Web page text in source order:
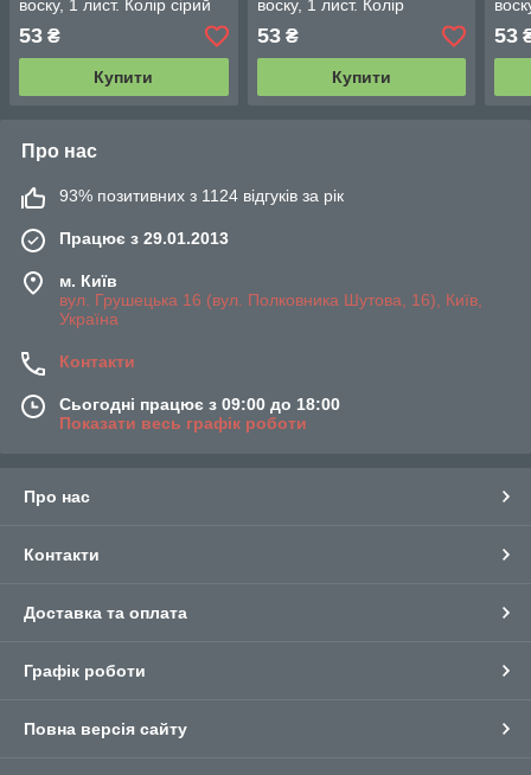
воску, 1 лист. Колір сірий
53 ₴
Купити
воску, 1 лист. Колір
лавандовий.
53₴
Купити
53
Про нас
93% позитивних з 1124 відгуків за рік
Працює з 29.01.2013
м. Київ
вул. Грушецька 16 (вул. Полковника Шутова, 16), Київ,
Україна
Контакти
Сьогодні працює з 09:00 до 18:00
Показати весь графік роботи
Про нас
Контакти
Доставка та оплата
Графік роботи
Повна версія сайту